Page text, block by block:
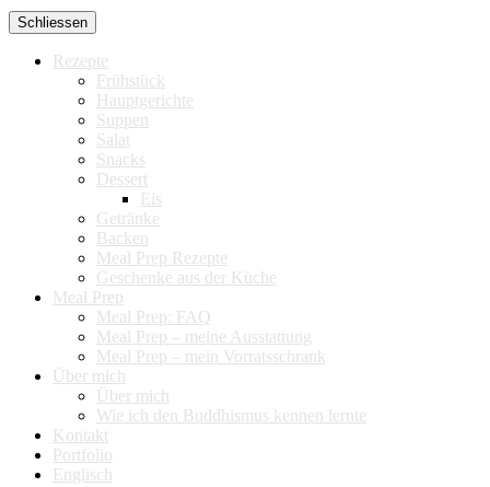
Schliessen
Rezepte
Frühstück
Hauptgerichte
Suppen
Salat
Snacks
Dessert
Eis
Getränke
Backen
Meal Prep Rezepte
Geschenke aus der Küche
Meal Prep
Meal Prep: FAQ
Meal Prep – meine Ausstattung
Meal Prep – mein Vorratsschrank
Über mich
Über mich
Wie ich den Buddhismus kennen lernte
Kontakt
Portfolio
Englisch